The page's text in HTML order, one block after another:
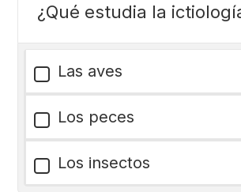
¿Qué estudia la
Las aves
Los peces
Los insectos